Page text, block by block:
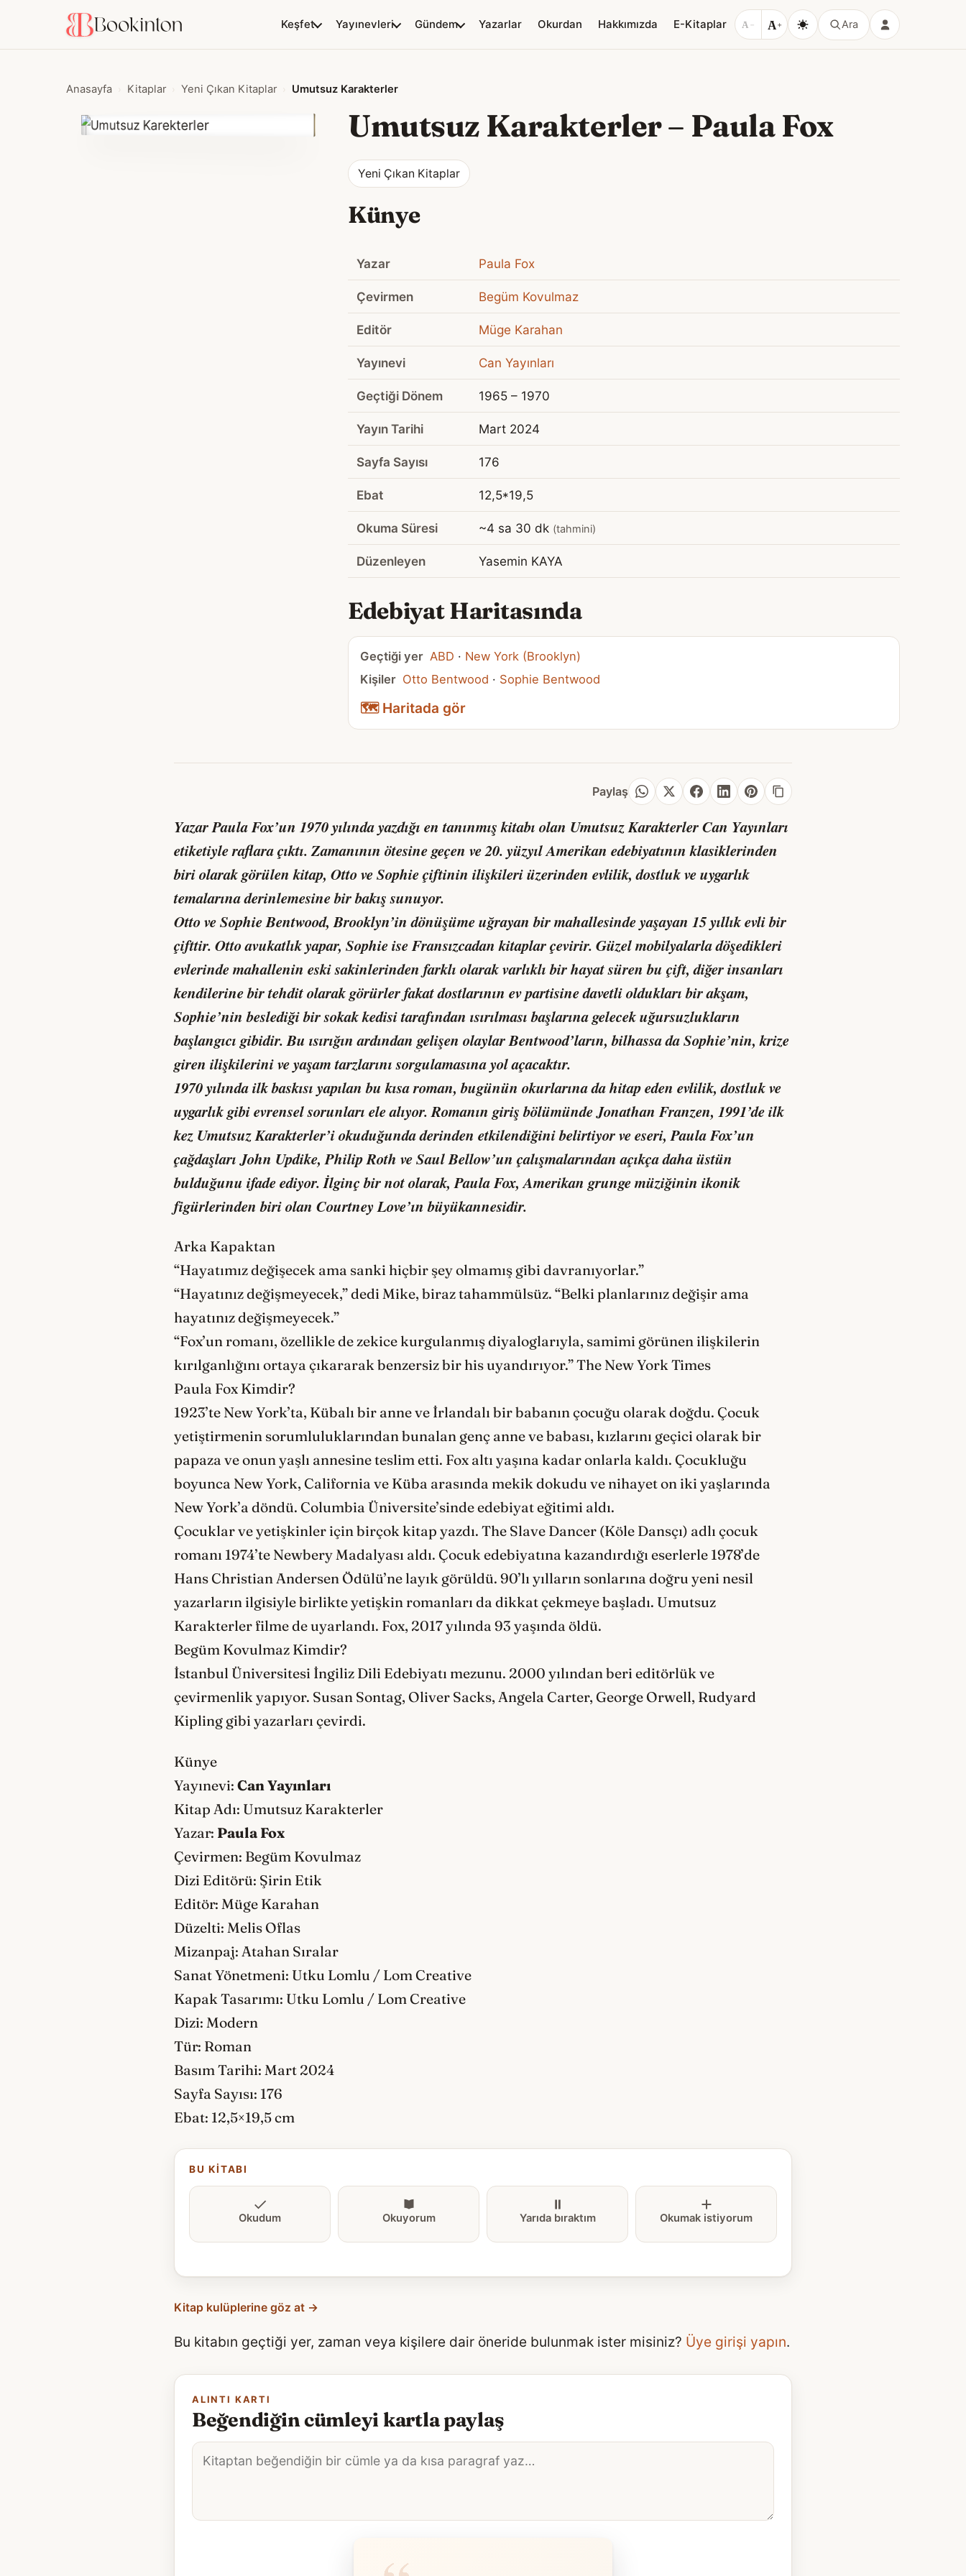
Keşfet Yayınevleri Gündem Yazarlar Okurdan Hakkımızda E-Kitaplar A − A+ Ara
Anasayfa Kitaplar Yeni Çıkan Kitaplar Umutsuz Karakterler
Umutsuz Karakterler– Paula Fox
Yeni Çıkan Kitaplar
Künye
Yazar Paula Fox
Çevirmen Begüm Kovulmaz
Editör Müge Karahan
Yayınevi Can Yayınları
Geçtiği Dönem 1965 – 1970
Yayın Tarihi Mart 2024
Sayfa Sayısı 176
Ebat 12,5*19,5
Okuma Süresi ~4 sa 30 dk (tahmini)
Düzenleyen Yasemin KAYA
Edebiyat Haritasında
Geçtiği yer ABD · New York (Brooklyn)
Kişiler Otto Bentwood · Sophie Bentwood
🗺️ Haritada gör
Paylaş
YazarPaula Fox’un 1970 yılında yazdığı en tanınmış kitabı olan Umutsuz KarakterlerCan Yayınları
etiketiyle raflara çıktı. Zamanının ötesine geçen ve 20. yüzyıl Amerikan edebiyatının klasiklerinden
biri olarak görülen kitap, Otto ve Sophie çiftinin ilişkileri üzerinden evlilik, dostluk ve uygarlık
temalarına derinlemesine bir bakış sunuyor.
Otto ve Sophie Bentwood, Brooklyn’in dönüşüme uğrayan bir mahallesinde yaşayan 15 yıllık evli bir
çifttir. Otto avukatlık yapar, Sophie ise Fransızcadan kitaplar çevirir. Güzel mobilyalarla döşedikleri
evlerinde mahallenin eski sakinlerinden farklı olarak varlıklı bir hayat süren bu çift, diğer insanları
kendilerine bir tehdit olarak görürler fakat dostlarının ev partisine davetli oldukları bir akşam,
Sophie’nin beslediği bir sokak kedisi tarafından ısırılması başlarına gelecek uğursuzlukların
başlangıcı gibidir. Bu ısırığın ardından gelişen olaylar Bentwood’ların, bilhassa da Sophie’nin, krize
giren ilişkilerini ve yaşam tarzlarını sorgulamasına yol açacaktır.
1970 yılında ilk baskısı yapılan bu kısa roman, bugünün okurlarına da hitap eden evlilik, dostluk ve
uygarlık gibi evrensel sorunları ele alıyor. Romanın giriş bölümünde Jonathan Franzen, 1991’de ilk
kez Umutsuz Karakterler’i okuduğunda derinden etkilendiğini belirtiyor ve eseri, Paula Fox’un
çağdaşları John Updike, Philip Roth ve Saul Bellow’un çalışmalarından açıkça daha üstün
bulduğunu ifade ediyor. İlginç bir not olarak, Paula Fox, Amerikan grunge müziğinin ikonik
figürlerinden biri olan Courtney Love’ın büyükannesidir.
Arka Kapaktan
“Hayatımız değişecek ama sanki hiçbir şey olmamış gibi davranıyorlar.”
“Hayatınız değişmeyecek,” dedi Mike, biraz tahammülsüz. “Belki planlarınız değişir ama
hayatınız değişmeyecek.”
“Fox’un romanı, özellikle de zekice kurgulanmış diyaloglarıyla, samimi görünen ilişkilerin
kırılganlığını ortaya çıkararak benzersiz bir his uyandırıyor.” The New York Times
Paula Fox Kimdir?
1923’te New York’ta, Kübalı bir anne ve İrlandalı bir babanın çocuğu olarak doğdu. Çocuk
yetiştirmenin sorumluluklarından bunalan genç anne ve babası, kızlarını geçici olarak bir
papaza ve onun yaşlı annesine teslim etti. Fox altı yaşına kadar onlarla kaldı. Çocukluğu
boyunca New York, California ve Küba arasında mekik dokudu ve nihayet on iki yaşlarında
New York’a döndü. Columbia Üniversite’sinde edebiyat eğitimi aldı.
Çocuklar ve yetişkinler için birçok kitap yazdı. The Slave Dancer (Köle Dansçı) adlı çocuk
romanı 1974’te Newbery Madalyası aldı. Çocuk edebiyatına kazandırdığı eserlerle 1978’de
Hans Christian Andersen Ödülü’ne layık görüldü. 90’lı yılların sonlarına doğru yeni nesil
yazarların ilgisiyle birlikte yetişkin romanları da dikkat çekmeye başladı. Umutsuz
Karakterler filme de uyarlandı. Fox, 2017 yılında 93 yaşında öldü.
Begüm Kovulmaz Kimdir?
İstanbul Üniversitesi İngiliz Dili Edebiyatı mezunu. 2000 yılından beri editörlük ve
çevirmenlik yapıyor. Susan Sontag, Oliver Sacks, Angela Carter, George Orwell, Rudyard
Kipling gibi yazarları çevirdi.
Künye
Yayınevi: Can Yayınları
Kitap Adı: Umutsuz Karakterler
Yazar: Paula Fox
Çevirmen: Begüm Kovulmaz
Dizi Editörü: Şirin Etik
Editör: Müge Karahan
Düzelti: Melis Oflas
Mizanpaj: Atahan Sıralar
Sanat Yönetmeni: Utku Lomlu / Lom Creative
Kapak Tasarımı: Utku Lomlu / Lom Creative
Dizi: Modern
Tür: Roman
Basım Tarihi: Mart 2024
Sayfa Sayısı: 176
Ebat: 12,5×19,5 cm
BU KITABI
Okudum Okuyorum Yarıda bıraktım Okumak istiyorum
Kitap kulüplerine göz at →
Bu kitabın geçtiği yer, zaman veya kişilere dair öneride bulunmak ister misiniz? Üye girişi yapın.
ALINTI KARTI
Beğendiğin cümleyi kartla paylaş
Alıntı
metni